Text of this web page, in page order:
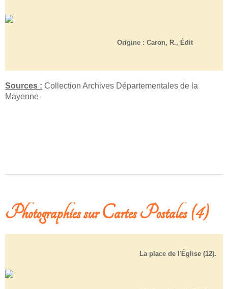
Origine : Caron, R., Édit
Sources : Collection Archives Départementales de la
Mayenne
Photographies sur Cartes Postales (4)
La place de l'Église (12).